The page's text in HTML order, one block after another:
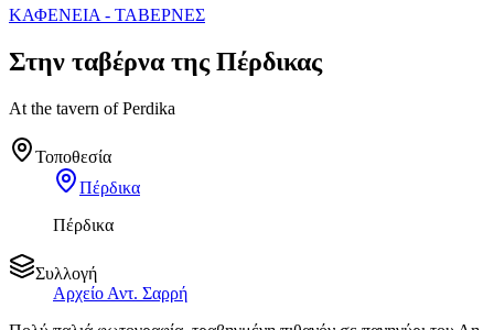
ΚΑΦΕΝΕΙΑ - ΤΑΒΕΡΝΕΣ
Στην ταβέρνα της Πέρδικας
At the tavern of Perdika
Τοποθεσία
Πέρδικα
Πέρδικα
Συλλογή
Αρχείο Αντ. Σαρρή